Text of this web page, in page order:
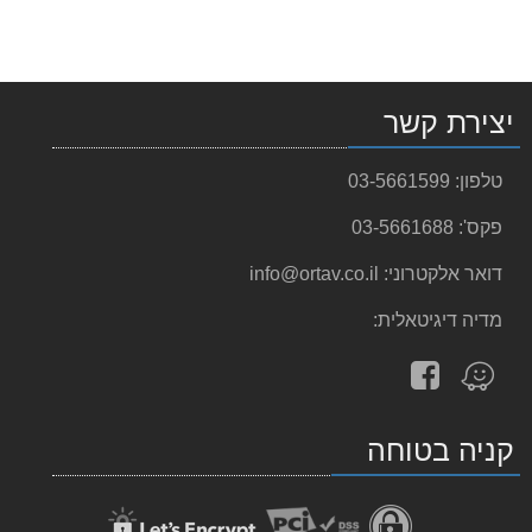
יצירת קשר
טלפון: 03-5661599
פקס': 03-5661688
דואר אלקטרוני: info@ortav.co.il
מדיה דיגיטאלית:
מצא
אותנו
Waze
facebookקניה בטוחה